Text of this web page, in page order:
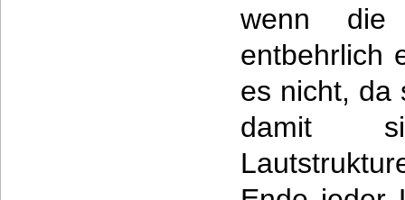
wenn die
entbehrlich
es nicht, da
damit